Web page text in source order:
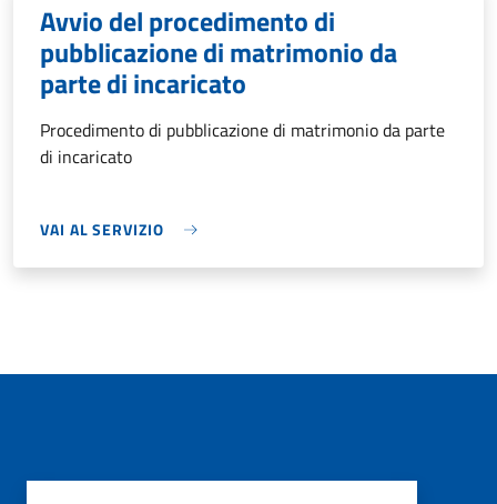
Avvio del procedimento di
pubblicazione di matrimonio da
parte di incaricato
Procedimento di pubblicazione di matrimonio da parte
di incaricato
VAI AL SERVIZIO